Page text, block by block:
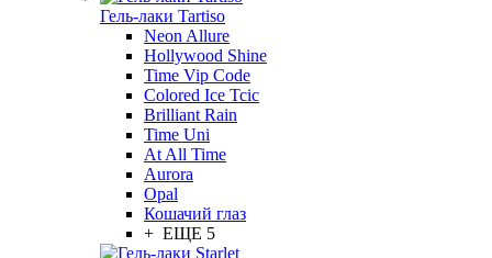
Гель-лаки Tartiso
Neon Allure
Hollywood Shine
Time Vip Code
Colored Ice Tcic
Brilliant Rain
Time Uni
At All Time
Aurora
Opal
Кошачий глаз
+ ЕЩЕ 5